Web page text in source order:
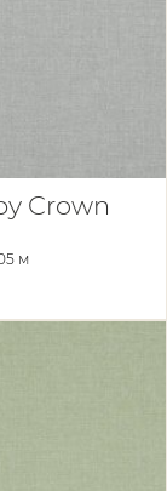
Crown
м